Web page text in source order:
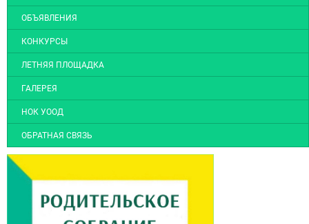
ОБЪЯВЛЕНИЯ
КОНКУРСЫ
ЛЕТНЯЯ ПЛОЩАДКА
ГАЛЕРЕЯ
НОК УООД
ОБРАТНАЯ СВЯЗЬ